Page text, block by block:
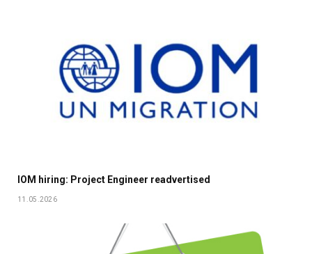
IOM hiring: Project Engineer readvertised
11.05.2026